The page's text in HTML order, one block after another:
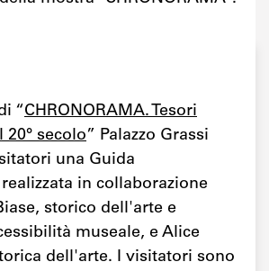
“CHRONORAMA. Tesori
secolo” Palazzo Grassi
una Guida
in collaborazione
storico dell'arte e
museale, e Alice
dell'arte. I visitatori sono